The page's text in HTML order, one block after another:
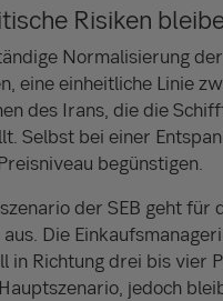
Risiken
Normalisierung
eine einheitliche Linie
des Irans, die die
Selbst bei einer
begünstigen.
der SEB geht
aus. Die
in Richtung drei bis vier
jedoch